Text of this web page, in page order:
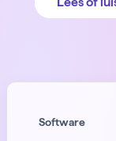
Software